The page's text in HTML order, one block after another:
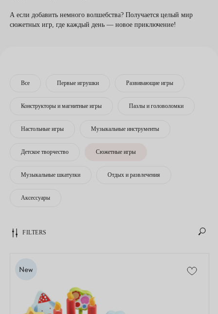
А если добавить немного волшебства? Получается целый мир
сюжетных игр, где каждый день — новое приключение!
Все Первые игрушки Развивающие игры
Конструкторы и магнитные игры Пазлы и головоломки
Настольные игры Музыкальные инструменты
Детское творчество Сюжетные игры
Музыкальные шкатулки Отдых и развлечения
Аксессуары
FILTERS